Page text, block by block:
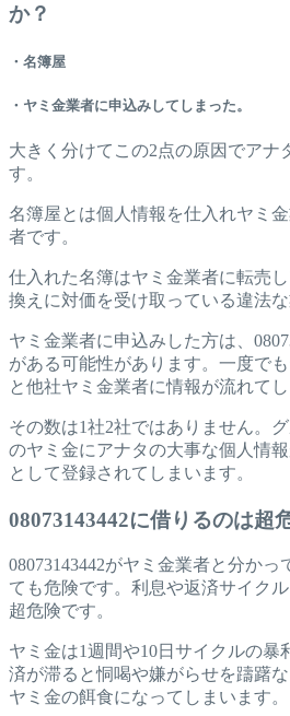
か？
・名簿屋
・ヤミ金業者に申込みしてしまった。
大きく分けてこの2点の原因でアナ
す。
名簿屋とは個人情報を仕入れヤミ
者です。
仕入れた名簿はヤミ金業者に転売
換えに対価を受け取っている違法な
ヤミ金業者に申込みした方は、
がある可能性があります。一度で
と他社ヤミ金業者に情報が流れてし
その数は1社2社ではありません。
のヤミ金にアナタの大事な個人情
として登録されてしまいます。
08073143442に借りるのは超
08073143442がヤミ金業者と分かっ
ても危険です。利息や返済サイク
超危険です。
ヤミ金は1週間や10日サイクルの暴
済が滞ると恫喝や嫌がらせを躊躇
ヤミ金の餌食になってしまいます。